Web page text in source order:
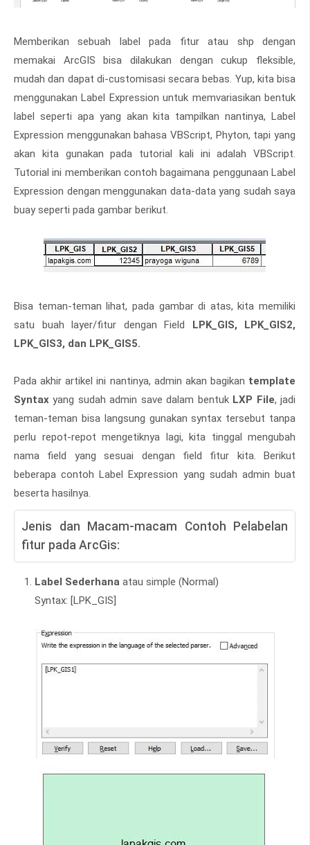
Memberikan sebuah label pada fitur atau shp dengan
memakai ArcGIS bisa dilakukan dengan cukup fleksible,
mudah dan dapat di-customisasi secara bebas. Yup, kita bisa
menggunakan Label Expression untuk memvariasikan bentuk
label seperti apa yang akan kita tampilkan nantinya, Label
Expression menggunakan bahasa VBScript, Phyton, tapi yang
akan kita gunakan pada tutorial kali ini adalah VBScript.
Tutorial ini memberikan contoh bagaimana penggunaan Label
Expression dengan menggunakan data-data yang sudah saya
buay seperti pada gambar berikut.
Bisa teman-teman lihat, pada gambar di atas, kita memiliki
satu buah layer/fitur dengan Field LPK_GIS, LPK_GIS2,
LPK_GIS3, dan LPK_GIS5.
Pada akhir artikel ini nantinya, admin akan bagikan template
Syntax yang sudah admin save dalam bentuk LXP File, jadi
teman-teman bisa langsung gunakan syntax tersebut tanpa
perlu repot-repot mengetiknya lagi, kita tinggal mengubah
nama field yang sesuai dengan field fitur kita. Berikut
beberapa contoh Label Expression yang sudah admin buat
beserta hasilnya.
Jenis dan Macam-macam Contoh Pelabelan
fitur pada ArcGis:
Label Sederhana atau simple (Normal)
Syntax: [LPK_GIS]